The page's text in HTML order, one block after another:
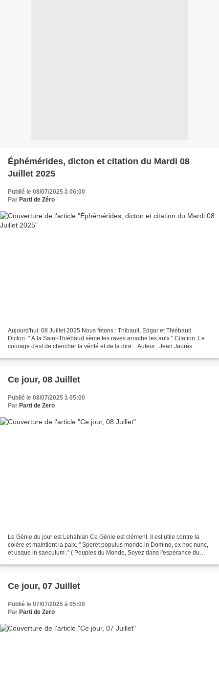
Éphémérides, dicton et citation du Mardi 08
Juillet 2025
Publié le 08/07/2025 à 06:00
Par Parti de Zéro
Aujourd'hui: 08 Juillet 2025 Nous fêtons : Thibault, Edgar et Thiébaud
Dicton: " A la Saint-Thiébaud sème tes raves arrache tes aulx " Citation: Le
courage c'est de chercher la vérité et de la dire... Auteur : Jean Jaurès
Ce jour, 08 Juillet
Publié le 08/07/2025 à 05:00
Par Parti de Zero
Le Génie du jour est Lehahiah Ce Génie est clément. Il est utile contre la
colère et maintient la paix. " Speret populus mondo in Domino, ex hoc nunc,
et usque in saeculum ." ( Peuples du Monde, Soyez dans l'espérance du
Ce jour, 07 Juillet
Publié le 07/07/2025 à 05:00
Par Parti de Zero